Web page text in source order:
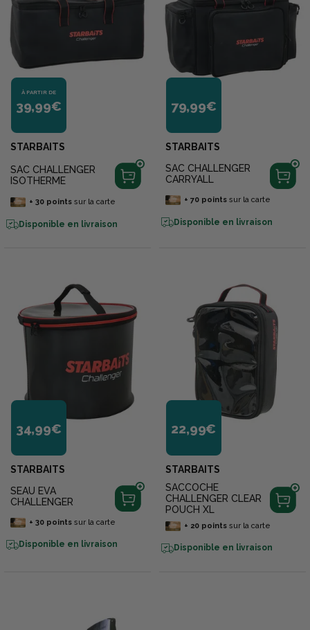
À PARTIR DE
39,99€
STARBAITS
SAC CHALLENGER
ISOTHERME
+ 30pointssur la carte
Disponible en livraison
79,99€
STARBAITS
SAC CHALLENGER
CARRYALL
+ 70pointssur la carte
Disponible en livraison
34,99€
STARBAITS
SEAU EVA
CHALLENGER
+ 30pointssur la carte
Disponible en livraison
22,99€
STARBAITS
SACCOCHE
CHALLENGER CLEAR
POUCH XL
+ 20pointssur la carte
Disponible en livraison